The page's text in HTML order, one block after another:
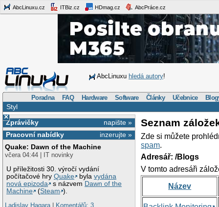
AbcLinuxu.cz ITBiz.cz HDmag.cz AbcPráce.cz
AbcLinuxu hledá autory!
Poradna FAQ Hardware Software Články Učebnice
Styl
×
napište »
Zprávičky
inzerujte »
Pracovní nabídky
Quake: Dawn of the Machine
včera 04:44 | IT novinky
U příležitosti 30. výročí vydání
počítačové hryQuake bylavydána
nová epizoda
s názvem Dawn of the
Machine
(Steam ).
Ladislav Hagara| Komentářů: 3
Seznam
Zde si můžete
spam.
Adresář: /Blogs
V tomto adresáři
Název